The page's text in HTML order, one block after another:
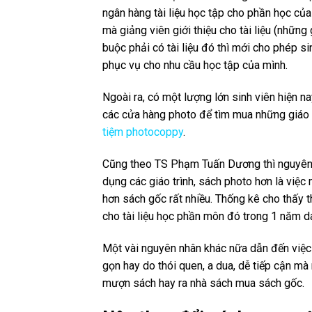
ngân hàng tài liệu học tập cho phần học
mà giảng viên giới thiệu cho tài liệu
buộc phải có tài liệu đó thì mới cho phép
phục vụ cho nhu cầu học tập của mình.
Ngoài ra, có một lượng lớn sinh viên hiện
các cửa hàng photo để tìm mua những
tiệm photocoppy.
Cũng theo TS Phạm Tuấn Dương thì
dụng các giáo trình, sách photo hơn là
hơn sách gốc rất nhiều. Thống kê cho thấy
cho tài liệu học phần môn đó trong 1 năm
Một vài nguyên nhân khác nữa dẫn đến
gọn hay do thói quen, a dua, dễ tiếp cận
mượn sách hay ra nhà sách mua sách gốc.